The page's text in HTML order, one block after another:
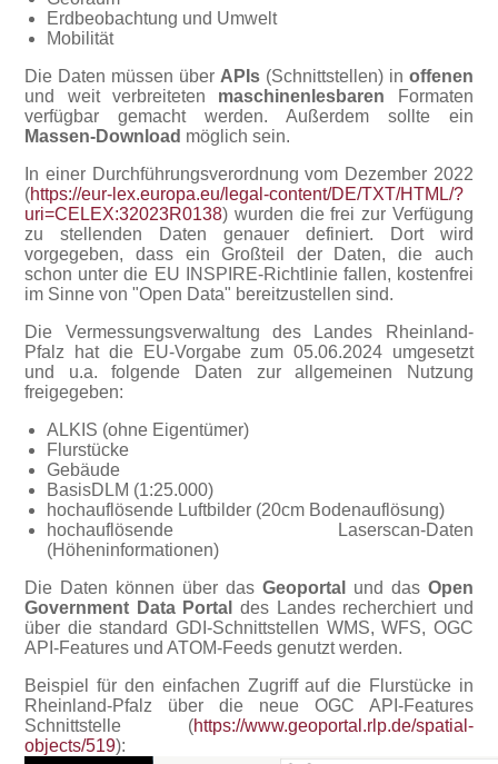
Erdbeobachtung und Umwelt
Mobilität
Die Daten müssen über APIs(Schnittstellen) in offenen
und weit verbreiteten maschinenlesbaren Formaten
verfügbar gemacht werden. Außerdem sollte ein
Massen-Download möglich sein.
In einer Durchführungsverordnung vom Dezember 2022
(https://eur-lex.europa.eu/legal-content/DE/TXT/HTML/?
uri=CELEX:32023R0138) wurden die frei zur Verfügung
zu stellenden Daten genauer definiert. Dort wird
vorgegeben, dass ein Großteil der Daten, die auch
schon unter die EU INSPIRE-Richtlinie fallen, kostenfrei
im Sinne von "Open Data" bereitzustellen sind.
Die Vermessungsverwaltung des Landes Rheinland-
Pfalz hat die EU-Vorgabe zum 05.06.2024 umgesetzt
und u.a. folgende Daten zur allgemeinen Nutzung
freigegeben:
ALKIS (ohne Eigentümer)
Flurstücke
Gebäude
BasisDLM (1:25.000)
hochauflösende Luftbilder (20cm Bodenauflösung)
hochauflösende Laserscan-Daten
(Höheninformationen)
Die Daten können über das Geoportal und das Open
Government Data Portal
des Landes recherchiert und
über die standard GDI-Schnittstellen WMS, WFS, OGC
API-Features und ATOM-Feeds genutzt werden.
Beispiel für den einfachen Zugriff auf die Flurstücke in
Rheinland-Pfalz über die neue OGC API-Features
Schnittstelle (https://www.geoportal.rlp.de/spatial-
objects/519):